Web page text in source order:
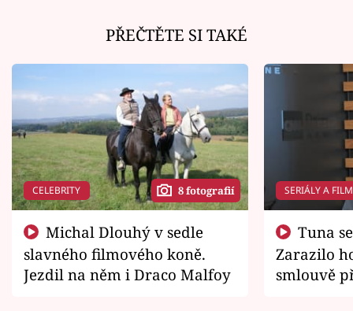
PŘEČTĚTE SI TAKÉ
CELEBRITY 8 fotografií
slavného filmového koně.
Jezdil na něm i Draco Malfoy
SERIÁLY A
Zarazilo
smlouvě